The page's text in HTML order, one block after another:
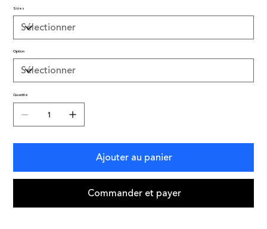
Sizes
Option
Quantité
Ajouter au panier
Commander et payer